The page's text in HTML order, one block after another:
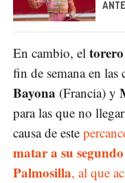
En cambio, el
fin de semana en las
Bayona (Francia) y
para las que no
causa de este
matar a su
Palmosilla, al que